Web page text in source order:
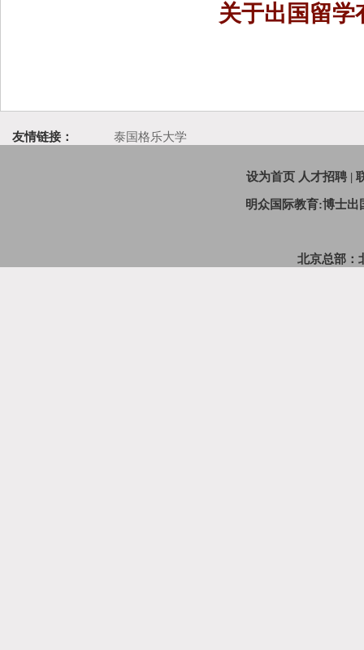
关于出国留学
友情链接： 泰国格乐大学
设为首页 人才招聘 |
明众国际教育:博士出
北京总部：